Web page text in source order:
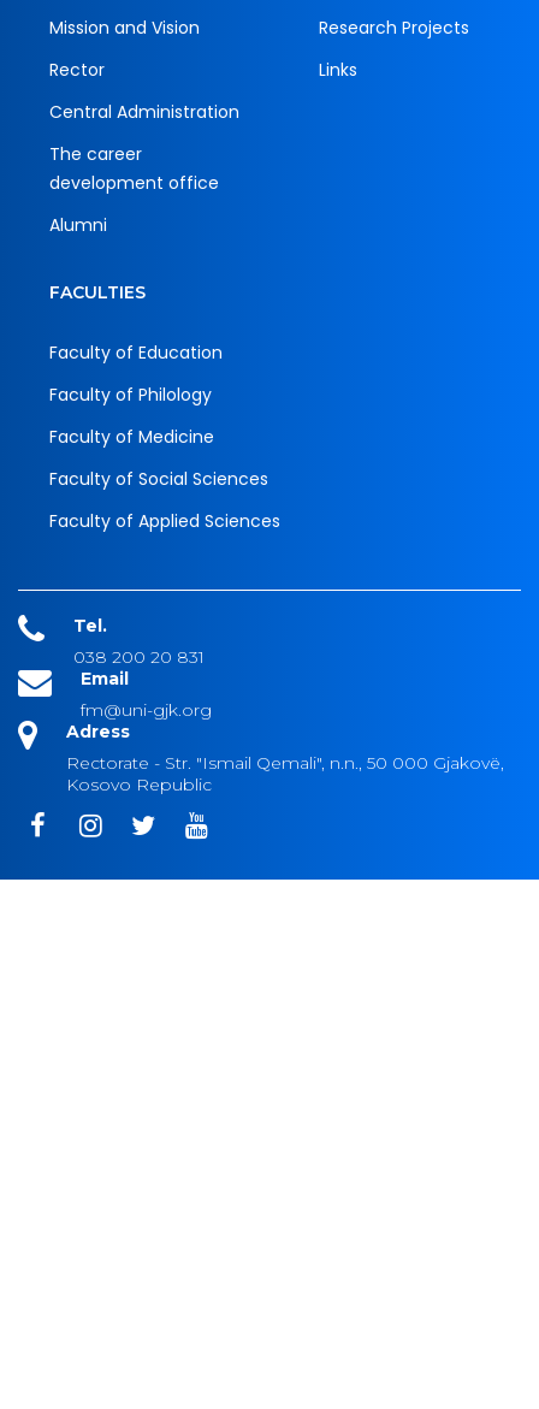
Mission and Vision
Rector
Central Administration
The career
development office
Alumni
Research Projects
Links
FACULTIES
Faculty of Education
Faculty of Philology
Faculty of Medicine
Faculty of Social Sciences
Faculty of Applied Sciences
Tel.
038 200 20 831
Email
fm@uni-gjk.org
Adress
Rectorate - Str. "Ismail Qemali", n.n., 50 000 Gjakovë,
Kosovo Republic